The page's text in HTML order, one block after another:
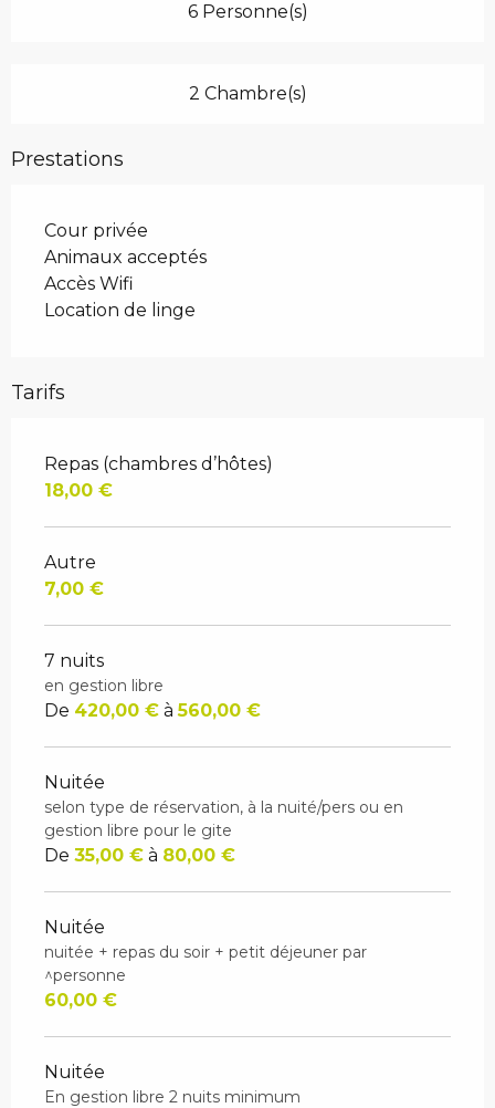
6 Personne(s)
2 Chambre(s)
Prestations
Cour privée
Animaux acceptés
Accès Wifi
Location de linge
Tarifs
Repas (chambres d’hôtes)
18,00 €
Autre
7,00 €
7 nuits
en gestion libre
De 420,00 € à560,00 €
Nuitée
selon type de réservation, à la nuité/pers ou en
gestion libre pour le gite
De 35,00 € à 80,00 €
Nuitée
nuitée + repas du soir + petit déjeuner par
^personne
60,00 €
Nuitée
En gestion libre 2 nuits minimum